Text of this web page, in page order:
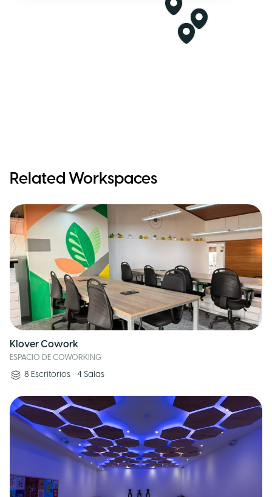
Related Workspaces
Klover Cowork
ESPACIO DE COWORKING
8 Escritorios • 4 Salas